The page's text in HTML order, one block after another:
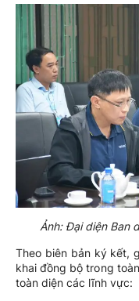
Ảnh: Đại diện Ban
Theo biên bản ký kết,
khai đồng bộ trong
toàn diện các lĩnh vực: